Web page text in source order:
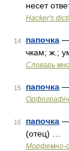
несет
Hacker's
14 папочка —
чкам; ж.;
Словарь
15 папочка —
16 папочка —
(отец) …
Морфемно-